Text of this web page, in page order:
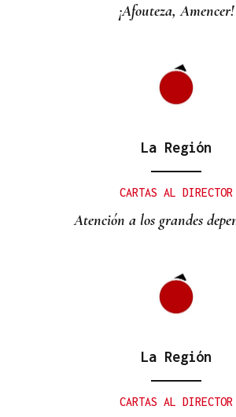
¡Afouteza, Amencer!
La Región
CARTAS AL DIRECTOR
Atención a los grandes
La Región
CARTAS AL DIRECTOR